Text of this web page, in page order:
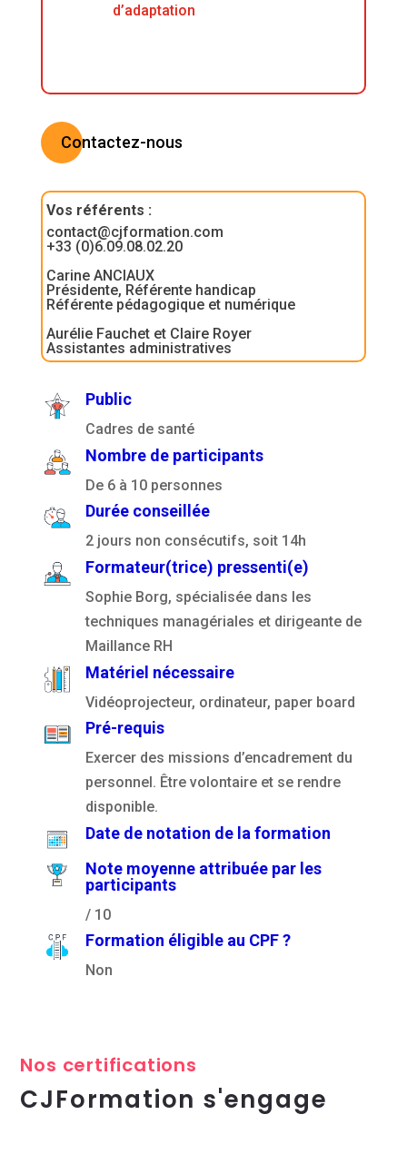
d’adaptation
Contactez-nous
Vos référents :
contact@cjformation.com
+33 (0)6.09.08.02.20
Carine ANCIAUX
Présidente, Référente handicap
Référente pédagogique et numérique
Aurélie Fauchet et Claire Royer
Assistantes administratives
Public
Cadres de santé
Nombre de participants
De 6 à 10 personnes
Durée conseillée
2 jours non consécutifs, soit 14h
Formateur(trice) pressenti(e)
Sophie Borg, spécialisée dans les
techniques managériales et dirigeante de
Maillance RH
Matériel nécessaire
Vidéoprojecteur, ordinateur, paper board
Pré-requis
Exercer des missions d’encadrement du
personnel. Être volontaire et se rendre
disponible.
Date de notation de la formation
Note moyenne attribuée par les
participants
/ 10
Formation éligible au CPF ?
Non
Nos certifications
CJFormation s'engage